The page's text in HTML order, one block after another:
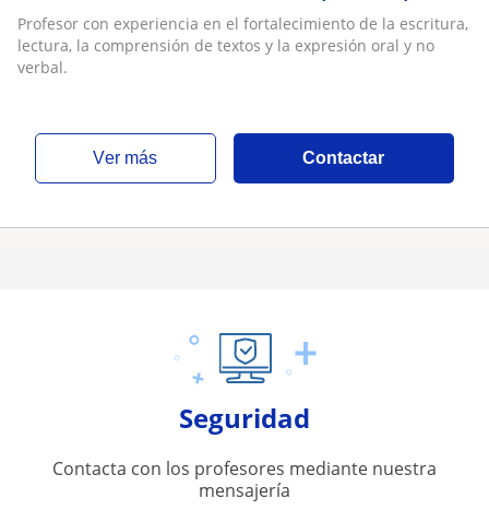
comprensión de textos y la expresión oral y
no verbal
Profesor con experiencia en el fortalecimiento de la escritura,
lectura, la comprensión de textos y la expresión oral y no
verbal.
ver más Contactar
Seguridad
Contacta con los profesores mediante nuestra
mensajería